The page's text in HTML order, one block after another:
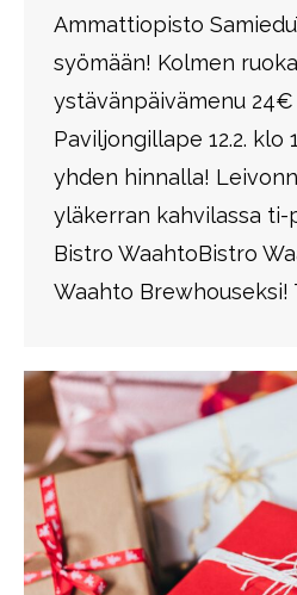
Ammattiopisto
syömään! Kolmen
ystävänpäivämenu
Paviljongillape 12.2. klo
yhden hinnalla!
yläkerran kahvilassa ti-
Bistro WaahtoBistro
Waahto Brewhouseksi!